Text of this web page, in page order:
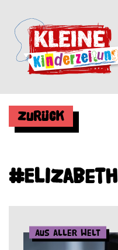
Zurück
#Elizabeth
Aus aller Welt